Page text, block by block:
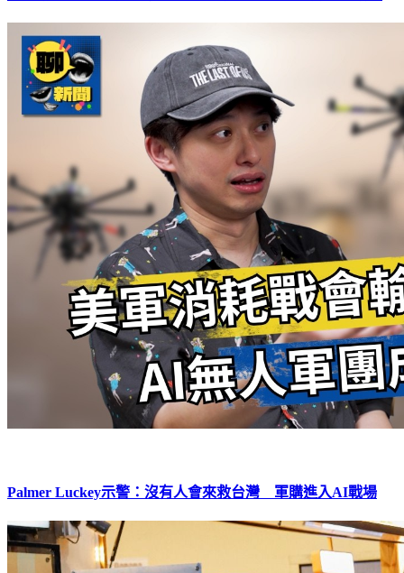
Palmer Luckey示警：沒有人會來救台灣 軍購進入AI戰場